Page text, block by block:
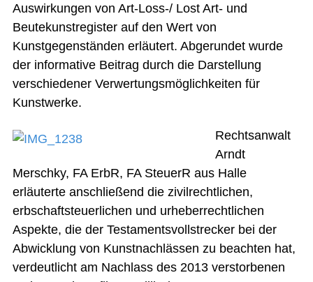
Auswirkungen von Art-Loss-/ Lost Art- und
Beutekunstregister auf den Wert von
Kunstgegenständen erläutert. Abgerundet wurde
der informative Beitrag durch die Darstellung
verschiedener Verwertungsmöglichkeiten für
Kunstwerke.
Rechtsanwalt
Arndt
Merschky, FA ErbR, FA SteuerR aus Halle
erläuterte anschließend die zivilrechtlichen,
erbschaftsteuerlichen und urheberrechtlichen
Aspekte, die der Testamentsvollstrecker bei der
Abwicklung von Kunstnachlässen zu beachten hat,
verdeutlicht am Nachlass des 2013 verstorbenen